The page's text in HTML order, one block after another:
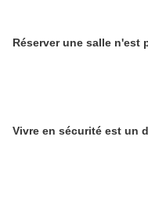
Réserver une salle
Vivre en sécurité est un